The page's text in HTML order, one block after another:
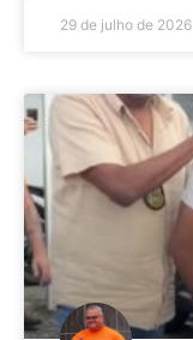
29 de julho de 2026